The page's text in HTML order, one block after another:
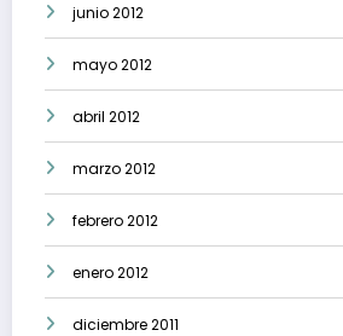
junio 2012
mayo 2012
abril 2012
marzo 2012
febrero 2012
enero 2012
diciembre 2011